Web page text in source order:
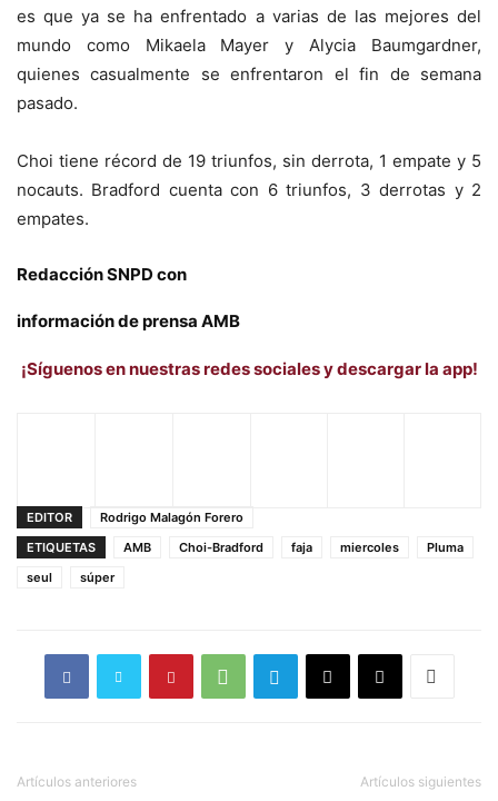
es que ya se ha enfrentado a varias de las mejores del
mundo como Mikaela Mayer y Alycia Baumgardner,
quienes casualmente se enfrentaron el fin de semana
pasado.
Choi tiene récord de 19 triunfos, sin derrota, 1 empate y 5
nocauts. Bradford cuenta con 6 triunfos, 3 derrotas y 2
empates.
Redacción SNPD con
información de prensa AMB
¡Síguenos en nuestras redes sociales y descargar la app!
EDITOR
Rodrigo Malagón Forero
ETIQUETAS
AMB Choi-Bradford faja miercoles
Pluma
seul
súper
Artículos anteriores Artículos siguientes